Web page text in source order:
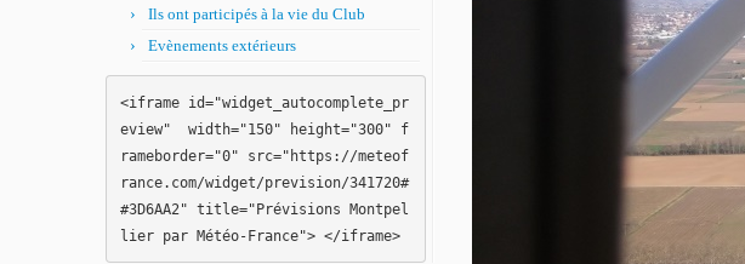
Ils ont participés à la vie du Club
Evènements extérieurs
<iframe id="widget_autocomplete_pr
eview"  width="150" height="300" f
rameborder="0" src="https://meteof
rance.com/widget/prevision/341720#
#3D6AA2" title="Prévisions Montpel
lier par Météo-France"> </iframe>